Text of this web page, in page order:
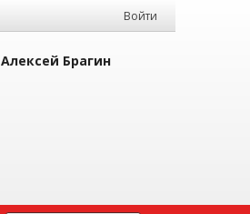
Войти
Алексей Брагин